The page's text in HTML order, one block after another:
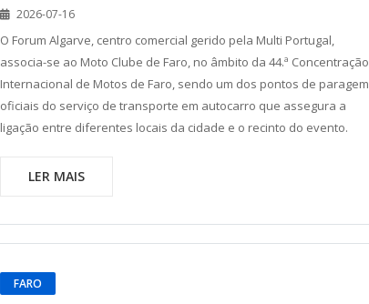
2026-07-16
O Forum Algarve, centro comercial gerido pela Multi Portugal,
associa-se ao Moto Clube de Faro, no âmbito da 44.ª Concentração
Internacional de Motos de Faro, sendo um dos pontos de paragem
oficiais do serviço de transporte em autocarro que assegura a
ligação entre diferentes locais da cidade e o recinto do evento.
LER MAIS
FARO